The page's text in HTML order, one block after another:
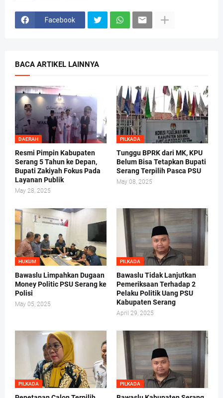
Facebook
BACA ARTIKEL LAINNYA
DAERAH
Resmi Pimpin Kabupaten
Serang 5 Tahun ke Depan,
Bupati Zakiyah Fokus Pada
Layanan Publik
May 28, 2025
PILKADA
Tunggu BPRK dari MK, KPU
Belum Bisa Tetapkan Bupati
Serang Terpilih Pasca PSU
May 08, 2025
HUKUM
Bawaslu Limpahkan Dugaan
Money Politic PSU Serang ke
Polisi
May 05, 2025
PILKADA
Bawaslu Tidak Lanjutkan
Pemeriksaan Terhadap 2
Pelaku Politik Uang PSU
Kabupaten Serang
April 29, 2025
PILKADA PILKADA